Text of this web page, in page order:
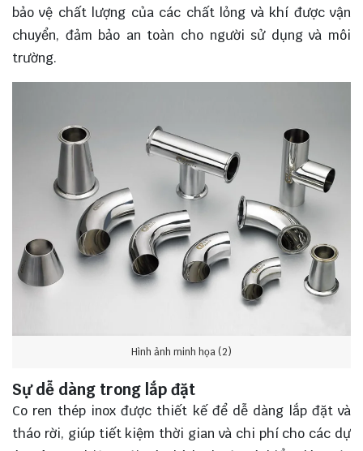
bảo vệ chất lượng của các chất lỏng và khí được vận
chuyển, đảm bảo an toàn cho người sử dụng và môi
trường.
Hình ảnh minh họa (2)
Sự dễ dàng trong lắp đặt
Co ren thép inox được thiết kế để dễ dàng lắp đặt và
tháo rời, giúp tiết kiệm thời gian và chi phí cho các dự